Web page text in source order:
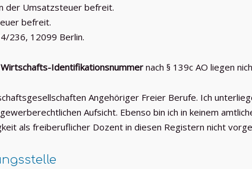
der Umsatzsteuer befreit.
befreit.
236, 12099 Berlin.
Wirtschafts-Identifikationsnummer nach § 139c AO liegen
Angehöriger Freier Berufe. Ich
Aufsicht. Ebenso bin ich in keinem
als freiberuflicher Dozent in diesen Registern nicht